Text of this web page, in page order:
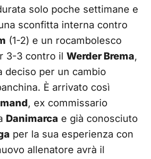
solo poche settimane e
sconfitta interna contro
(1-2) e un rocambolesco
3-3 contro il Werder Brema,
deciso per un cambio
È arrivato così
, ex commissario
Danimarca e già conosciuto
per la sua esperienza con
allenatore avrà il